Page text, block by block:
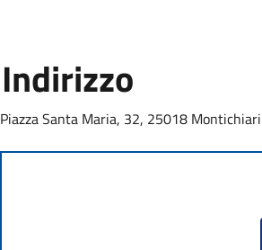
Indirizzo
Piazza Santa Maria, 32, 25018